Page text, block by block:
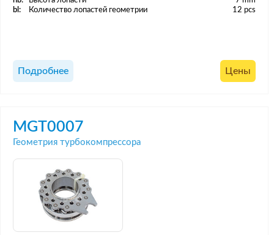
bl:
Количество лопастей геометрии 12 pcs
Подробнее Цены
MGT0007
Геометрия турбокомпрессора